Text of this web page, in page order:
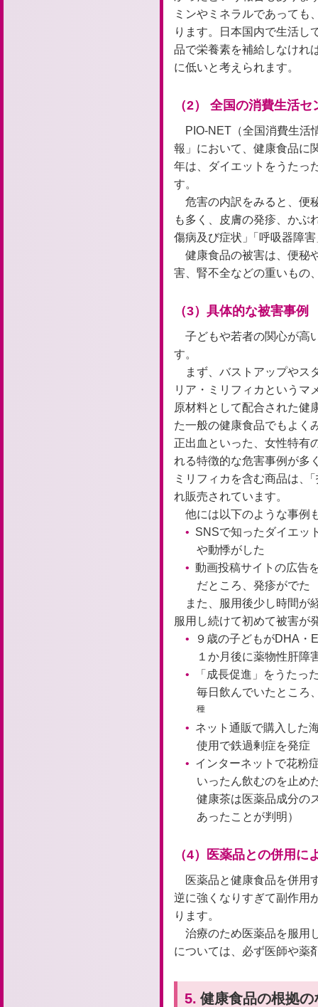
ミンやミネラルであっても
ります。日本国内で生活し
品で栄養素を補給しなけれ
に低いと考えられます。
（2） 全国の消費生活
PIO-NET（全国消費生活
報」において、健康食品に
年は、ダイエットをうたっ
す。
危害の内訳をみると、便
も多く、皮膚の発疹、かぶ
傷病及び症状」 「 呼吸器障
健康食品の被害は、便秘
害、腎不全などの重いもの
（3）具体的な被害事例
子どもや若者の関心が高
す。
まず、バストアップやス
リア・ミリフィカというマ
原材料として配合された健
た一般の健康食品でもよく
正出血といった、女性特有
れる特徴的な危害事例が多
ミリフィカを含む商品は、 「
れ販売されています。
他には以下のような事例
SNSで知ったダイエッ
や動悸がした
動画投稿サイトの広告
だところ、発疹がでた
また、服用後少し時間が
服用し続けて初めて被害が
９歳の子どもがDHA・
１か月後に薬物性肝障
「成長促進」をうたっ
毎日飲んでいたとこ
種
ネット通販で購入した
使用で鉄過剰症を発症
インターネットで花粉
いったん飲むのを止め
健康茶は医薬品成分の
あったことが判明）
（4）医薬品との併用に
医薬品と健康食品を併用
逆に強くなりすぎて副作用
ります。
治療のため医薬品を服用
については、必ず医師や薬
5. 健康食品の根拠